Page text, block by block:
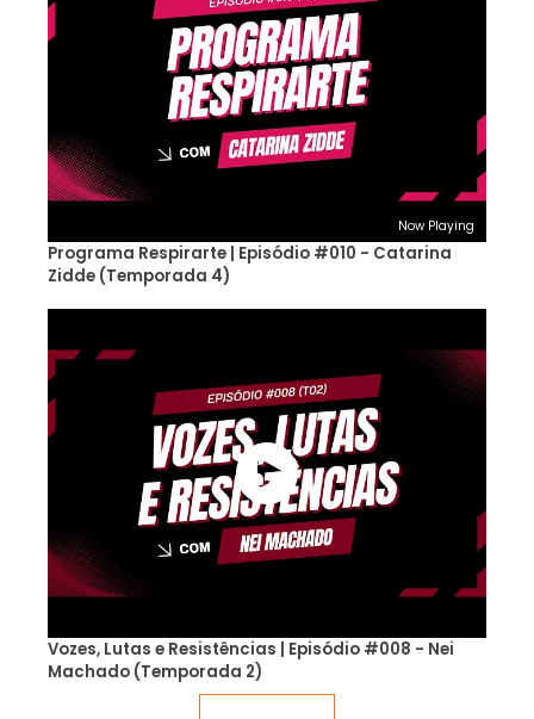
Now Playing
Programa Respirarte | Episódio #010 - Catarina
Zidde (Temporada 4)
Vozes, Lutas e Resistências | Episódio #008 - Nei
Machado (Temporada 2)